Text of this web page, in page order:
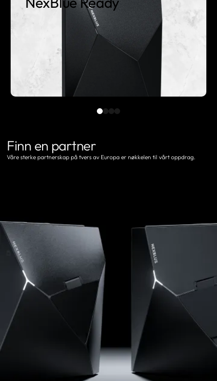
Finn en partner
Våre sterke partnerskap på tvers av Europa er nøkkelen til vårt oppdrag.